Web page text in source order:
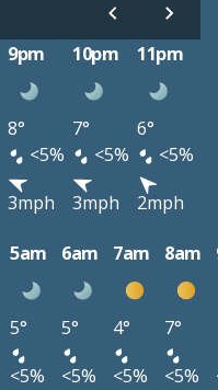
9pm 10pm 11pm
8° 7°
6°
<5% <5%
<5%
3mph 3mph
2mph
5am 6am 7am 8am
5° 5° 4° 7°
<5% <5% <5% <5%